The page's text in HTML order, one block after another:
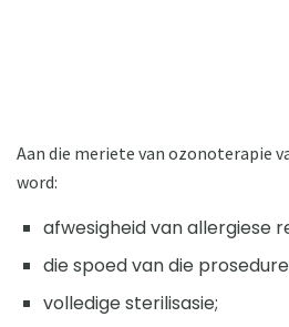
Aan die meriete van ozonoterapie
word:
afwesigheid van allergiese
die spoed van die
volledige sterilisasie;